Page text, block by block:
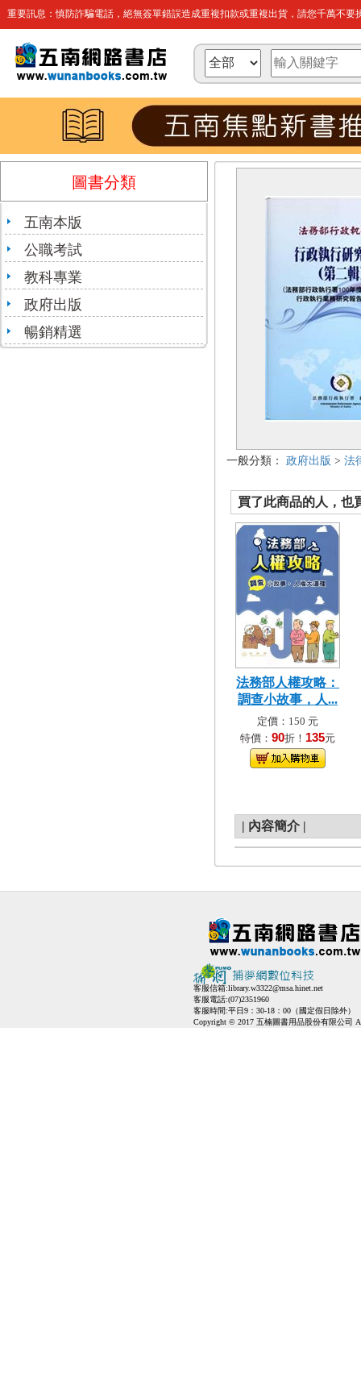
重要訊息：慎防詐騙電話，絕無簽單錯誤造成重複扣款或重複出貨，請您千萬不要
圖書分類
五南本版
公職考試
教科專業
政府出版
暢銷精選
一般分類： 政府出版 > 法
買了此商品的人，也
法務部人權攻略：
調查小故事，人...
定價：150 元
特價： 90折！ 135元
| 內容簡介 |
客服信箱:library.w3322@msa.hinet.net
客服電話:(07)2351960
客服時間:平日9：30-18：00（國定假日除外）
Copyright © 2017 五楠圖書用品股份有限公司